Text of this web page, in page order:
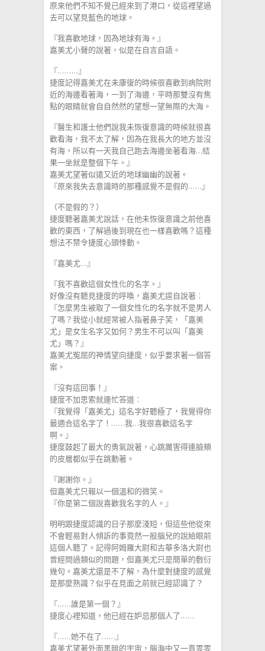
原來他們不知不覺已經來到了港口，從這裡望過
去可以望見藍色的地球。
『我喜歡地球，因為地球有海。』
嘉美尤小聲的說著，似是在自言自語。
『………』
捷度記得嘉美尤在未康復的時候很喜歡到病院附
近的海邊看著海，一到了海邊，平時那雙沒有焦
點的眼睛就會自自然然的望想一望無際的大海。
『醫生和護士他們說我未恢復意識的時候就很喜
歡看海，我不太了解，因為在我長大的地方並沒
有海，所以有一天我自己跑去海邊坐著看海…結
果一坐就是整個下午。』
嘉美尤望著似遠又近的地球幽幽的說著。
『原來我失去意識時的那種感覺不是假的……』
（不是假的？）
捷度聽著嘉美尤說話，在他未恢復意識之前他喜
歡的東西，了解過後到現在也一樣喜歡嗎？這種
想法不禁令捷度心頭悸動。
『嘉美尤…』
『我不喜歡這個女性化的名字。』
好像沒有聽見捷度的呼喚，嘉美尤逕自說著︰
『怎麼男生被取了一個女性化的名字就不是男人
了嗎？我從小就經常被人指著鼻子笑，「嘉美
尤」是女生名字又如何？男生不可以叫「嘉美
尤」嗎？』
嘉美尤冤屈的神情望向捷度，似乎要求著一個答
案。
『沒有這回事！』
捷度不加思索就連忙答道︰
『我覺得「嘉美尤」這名字好聽極了，我覺得你
最適合這名字了！……我…我很喜歡這名字
啊。』
捷度鼓起了最大的勇氣說著，心跳厲害得連臉頰
的皮層都似乎在跳動著。
『謝謝你。』
但嘉美尤只報以一個溫和的微笑。
『你是第二個說喜歡我名字的人。』
明明跟捷度認識的日子那麼淺短，但這些他從來
不會輕易對人傾訴的事竟然一股腦兒的說給眼前
這個人聽了。記得阿姆羅大尉和古華多洛大尉也
曾經問過類似的問題，但嘉美尤只是簡單的敷衍
幾句。嘉美尤還是不了解，為什麼對捷度的感覺
是那麼熟識？似乎在見面之前就已經認識了？
『……誰是第一個？』
捷度心裡知道，他已經在妒忌那個人了……
『……她不在了……』
嘉美尤望著外面黑暗的宇宙，腦海中又一直零零